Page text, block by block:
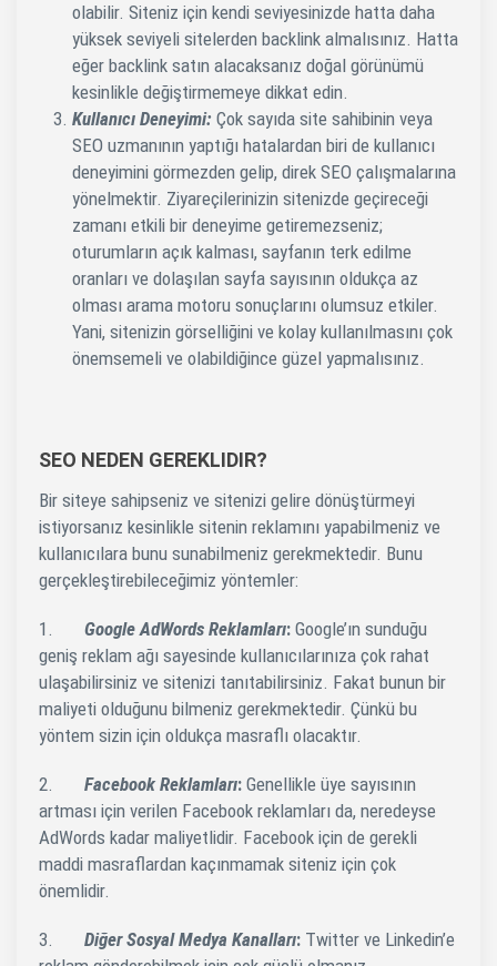
olabilir. Siteniz için kendi seviyesinizde hatta daha
yüksek seviyeli sitelerden backlink almalısınız. Hatta
eğer backlink satın alacaksanız doğal görünümü
kesinlikle değiştirmemeye dikkat edin.
Kullanıcı Deneyimi: Çok sayıda site sahibinin veya
SEO uzmanının yaptığı hatalardan biri de kullanıcı
deneyimini görmezden gelip, direk SEO çalışmalarına
yönelmektir. Ziyareçilerinizin sitenizde geçireceği
zamanı etkili bir deneyime getiremezseniz;
oturumların açık kalması, sayfanın terk edilme
oranları ve dolaşılan sayfa sayısının oldukça az
olması arama motoru sonuçlarını olumsuz etkiler.
Yani, sitenizin görselliğini ve kolay kullanılmasını çok
önemsemeli ve olabildiğince güzel yapmalısınız.
SEO NEDEN GEREKLIDIR?
Bir siteye sahipseniz ve sitenizi gelire dönüştürmeyi
istiyorsanız kesinlikle sitenin reklamını yapabilmeniz ve
kullanıcılara bunu sunabilmeniz gerekmektedir. Bunu
gerçekleştirebileceğimiz yöntemler:
1. Google AdWords Reklamları: Google’ın sunduğu
geniş reklam ağı sayesinde kullanıcılarınıza çok rahat
ulaşabilirsiniz ve sitenizi tanıtabilirsiniz. Fakat bunun bir
maliyeti olduğunu bilmeniz gerekmektedir. Çünkü bu
yöntem sizin için oldukça masraflı olacaktır.
2. Facebook Reklamları: Genellikle üye sayısının
artması için verilen Facebook reklamları da, neredeyse
AdWords kadar maliyetlidir. Facebook için de gerekli
maddi masraflardan kaçınmamak siteniz için çok
önemlidir.
3. Diğer Sosyal Medya Kanalları: Twitter ve Linkedin’e